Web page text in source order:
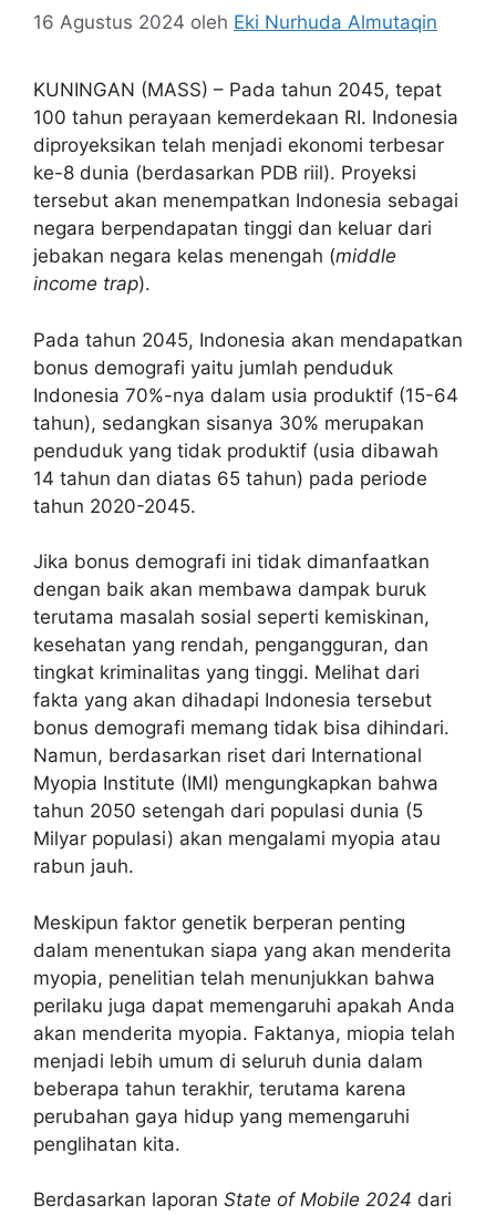
16 Agustus 2024 oleh Eki Nurhuda Almutaqin
KUNINGAN (MASS) – Pada tahun 2045, tepat
100 tahun perayaan kemerdekaan RI. Indonesia
diproyeksikan telah menjadi ekonomi terbesar
ke-8 dunia (berdasarkan PDB riil). Proyeksi
tersebut akan menempatkan Indonesia sebagai
negara berpendapatan tinggi dan keluar dari
jebakan negara kelas menengah (middle
income trap).
Pada tahun 2045, Indonesia akan mendapatkan
bonus demografi yaitu jumlah penduduk
Indonesia 70%-nya dalam usia produktif (15-64
tahun), sedangkan sisanya 30% merupakan
penduduk yang tidak produktif (usia dibawah
14 tahun dan diatas 65 tahun) pada periode
tahun 2020-2045.
Jika bonus demografi ini tidak dimanfaatkan
dengan baik akan membawa dampak buruk
terutama masalah sosial seperti kemiskinan,
kesehatan yang rendah, pengangguran, dan
tingkat kriminalitas yang tinggi. Melihat dari
fakta yang akan dihadapi Indonesia tersebut
bonus demografi memang tidak bisa dihindari.
Namun, berdasarkan riset dari International
Myopia Institute (IMI) mengungkapkan bahwa
tahun 2050 setengah dari populasi dunia (5
Milyar populasi) akan mengalami myopia atau
rabun jauh.
Meskipun faktor genetik berperan penting
dalam menentukan siapa yang akan menderita
myopia, penelitian telah menunjukkan bahwa
perilaku juga dapat memengaruhi apakah Anda
akan menderita myopia. Faktanya, miopia telah
menjadi lebih umum di seluruh dunia dalam
beberapa tahun terakhir, terutama karena
perubahan gaya hidup yang memengaruhi
penglihatan kita.
Berdasarkan laporan State of Mobile 2024 dari